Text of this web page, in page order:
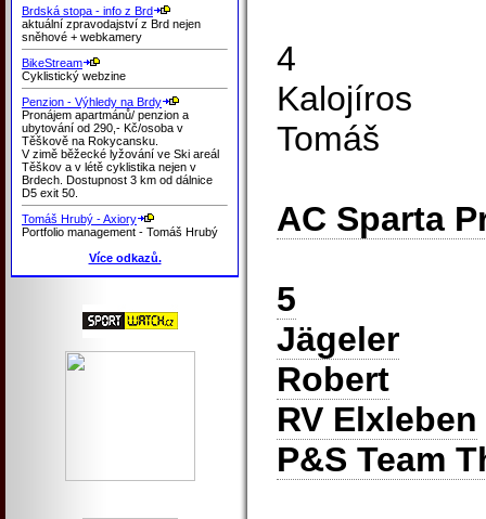
Brdská stopa - info z Brd
aktuální zpravodajství z Brd nejen
sněhové + webkamery
BikeStream
Cyklistický webzine
Penzion - Výhledy na Brdy
Pronájem apartmánů/ penzion a
ubytování od 290,- Kč/osoba v
Těškově na Rokycansku.
V zimě běžecké lyžování ve Ski areál
Těškov a v létě cyklistika nejen v
Brdech. Dostupnost 3 km od dálnice
D5 exit 50.
Tomáš Hrubý - Axiory
Portfolio management - Tomáš Hrubý
Více odkazů.
4
Kalojíros
Tomáš
AC Sparta
5
Jägeler
Robert
RV Elxleben
P&S Team